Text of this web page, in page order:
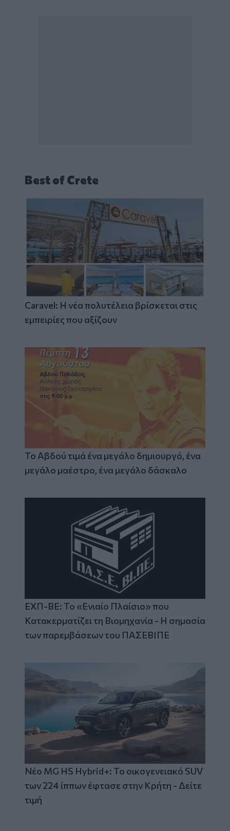
Best of Crete
Caravel: Η νέα πολυτέλεια βρίσκεται στις
εμπειρίες που αξίζουν
Το Αβδού τιμά ένα μεγάλο δημιουργό, ένα
μεγάλο μαέστρο, ένα μεγάλο δάσκαλο
ΕΧΠ-ΒΕ: Το «Ενιαίο Πλαίσιο» που
Κατακερματίζει τη Βιομηχανία - Η σημασία
των παρεμβάσεων του ΠΑΣΕΒΙΠΕ
Νέο MG HS Hybrid+: Το οικογενειακό SUV
των 224 ίππων έφτασε στην Κρήτη - Δείτε
τιμή